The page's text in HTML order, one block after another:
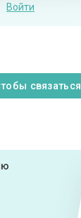
Войти
связаться